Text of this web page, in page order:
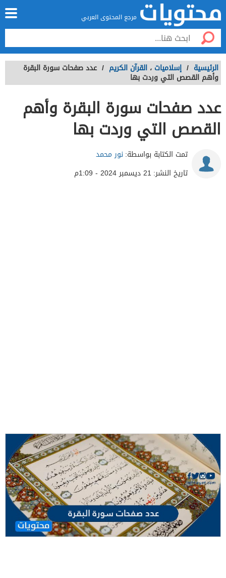
مرجع المحتوى العربي
الرئيسية / إسلاميات ، القرآن الكريم / عدد صفحات سورة البقرة
وأهم القصص التي وردت بها
عدد صفحات سورة البقرة وأهم
القصص التي وردت بها
تمت الكتابة بواسطة: نور محمد
تاريخ النشر: 21 ديسمبر 2024 - 1:09م